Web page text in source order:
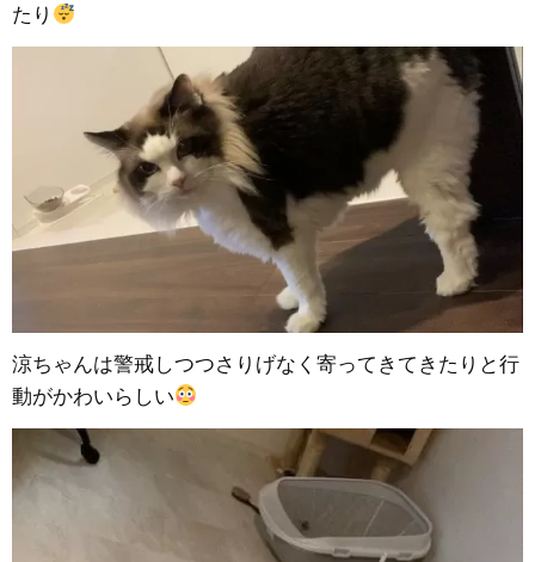
たり
涼ちゃんは警戒しつつさりげなく寄ってきてきたりと行
動がかわいらしい